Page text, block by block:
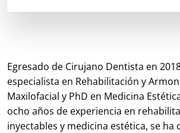
Egresado de Cirujano Dentista en
especialista en Rehabilitación y
Maxilofacial y PhD en Medicina
ocho años de experiencia en
inyectables y medicina estética, se ha